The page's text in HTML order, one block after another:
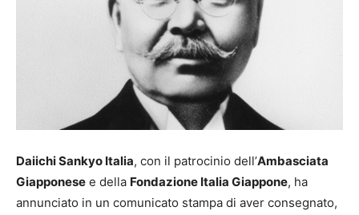
Daiichi Sankyo Italia, con il patrocinio dell’Ambasciata
Giapponese e della Fondazione Italia Giappone, ha
annunciato in un comunicato stampa di aver consegnato,